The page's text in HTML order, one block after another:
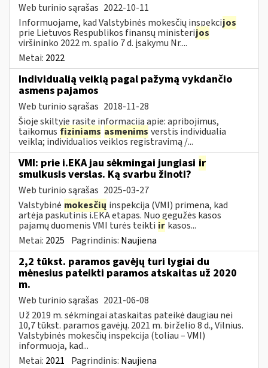
Web turinio sąrašas 2022-10-11
Informuojame, kad Valstybinės mokesčių inspekcijos
prie Lietuvos Respublikos finansų ministerijos
viršininko 2022 m. spalio 7 d. įsakymu Nr....
Metai: 2022
Individualią veiklą pagal pažymą vykdančio
asmens pajamos
Web turinio sąrašas 2018-11-28
Šioje skiltyje rasite informaciją apie: apribojimus,
taikomus fiziniams asmenims verstis individualia
veikla; individualios veiklos registravimą /...
VMI: prie i.EKA jau sėkmingai jungiasi ir
smulkusis verslas. Ką svarbu žinoti?
Web turinio sąrašas 2025-03-27
Valstybinė mokesčių inspekcija (VMI) primena, kad
artėja paskutinis i.EKA etapas. Nuo gegužės kasos
pajamų duomenis VMI turės teikti ir kasos...
Metai: 2025 Pagrindinis: Naujiena
2,2 tūkst. paramos gavėjų turi lygiai du
mėnesius pateikti paramos atskaitas už 2020
m.
Web turinio sąrašas 2021-06-08
Už 2019 m. sėkmingai ataskaitas pateikė daugiau nei
10,7 tūkst. paramos gavėjų. 2021 m. birželio 8 d., Vilnius.
Valstybinės mokesčių inspekcija (toliau – VMI)
informuoja, kad...
Metai: 2021 Pagrindinis: Naujiena